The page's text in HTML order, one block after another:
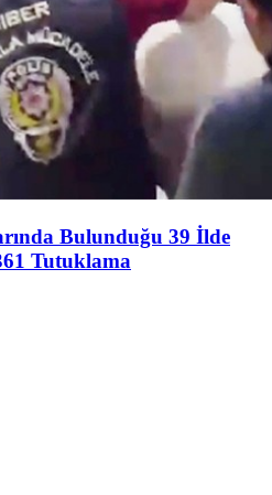
Bulunduğu 39 İlde
Tutuklama